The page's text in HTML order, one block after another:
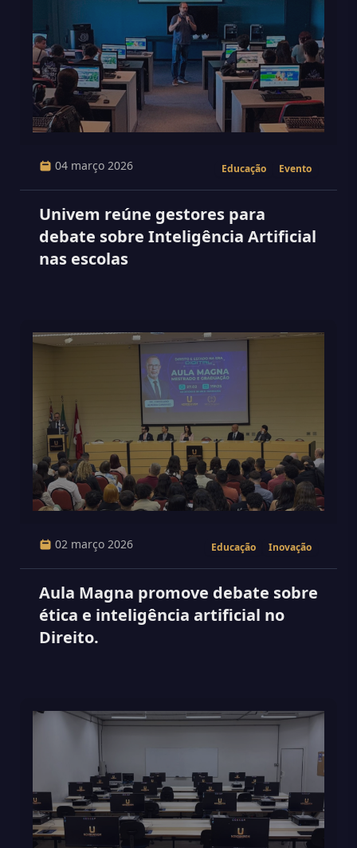
04 março 2026 Educação Evento
Univem reúne gestores para
debate sobre Inteligência Artificial
nas escolas
02 março 2026 Educação Inovação
Aula Magna promove debate sobre
ética e inteligência artificial no
Direito.